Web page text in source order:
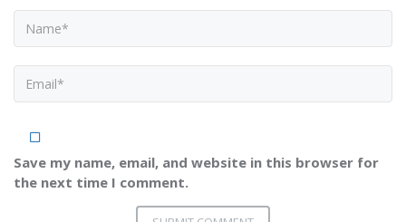
Save my name, email, and website in this browser for
the next time I comment.